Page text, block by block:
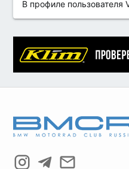
В профиле пользователя